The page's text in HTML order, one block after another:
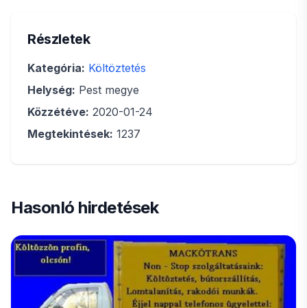
Részletek
Kategória: Költöztetés
Helység: Pest megye
Közzétéve: 2020-01-24
Megtekintések: 1237
Hasonló hirdetések